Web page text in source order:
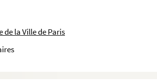
la Ville de Paris
1881
Le petit lord : comédie en 3 actes. 1895
en 3 actes. 1879